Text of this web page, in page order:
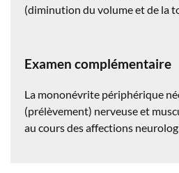
(diminution du volume et de la
Examen complémentaire
La mononévrite périphérique
(prélèvement) nerveuse et
au cours des affections